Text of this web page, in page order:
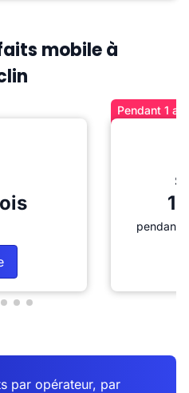
mobile à
Pendant 1
pendant
par opérateur, par